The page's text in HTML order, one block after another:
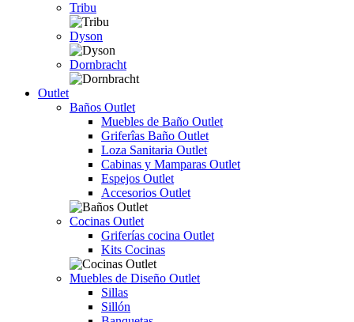
Tribu
Dyson
Dornbracht
Outlet
Baños Outlet
Muebles de Baño Outlet
Griferîas Baño Outlet
Loza Sanitaria Outlet
Cabinas y Mamparas Outlet
Espejos Outlet
Accesorios Outlet
Cocinas Outlet
Griferías cocina Outlet
Kits Cocinas
Muebles de Diseño Outlet
Sillas
Sillón